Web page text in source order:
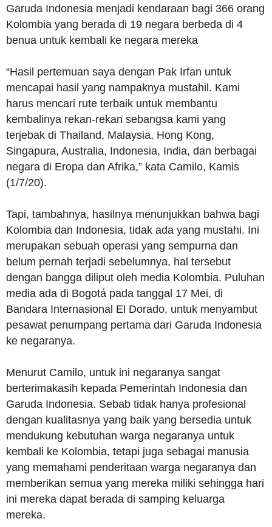
Garuda Indonesia menjadi kendaraan bagi 366 orang
Kolombia yang berada di 19 negara berbeda di 4
benua untuk kembali ke negara mereka
“Hasil pertemuan saya dengan Pak Irfan untuk
mencapai hasil yang nampaknya mustahil. Kami
harus mencari rute terbaik untuk membantu
kembalinya rekan-rekan sebangsa kami yang
terjebak di Thailand, Malaysia, Hong Kong,
Singapura, Australia, Indonesia, India, dan berbagai
negara di Eropa dan Afrika,” kata Camilo, Kamis
(1/7/20).
Tapi, tambahnya, hasilnya menunjukkan bahwa bagi
Kolombia dan Indonesia, tidak ada yang mustahi. Ini
merupakan sebuah operasi yang sempurna dan
belum pernah terjadi sebelumnya, hal tersebut
dengan bangga diliput oleh media Kolombia. Puluhan
media ada di Bogotá pada tanggal 17 Mei, di
Bandara Internasional El Dorado, untuk menyambut
pesawat penumpang pertama dari Garuda Indonesia
ke negaranya.
Menurut Camilo, untuk ini negaranya sangat
berterimakasih kepada Pemerintah Indonesia dan
Garuda Indonesia. Sebab tidak hanya profesional
dengan kualitasnya yang baik yang bersedia untuk
mendukung kebutuhan warga negaranya untuk
kembali ke Kolombia, tetapi juga sebagai manusia
yang memahami penderitaan warga negaranya dan
memberikan semua yang mereka miliki sehingga hari
ini mereka dapat berada di samping keluarga
mereka.